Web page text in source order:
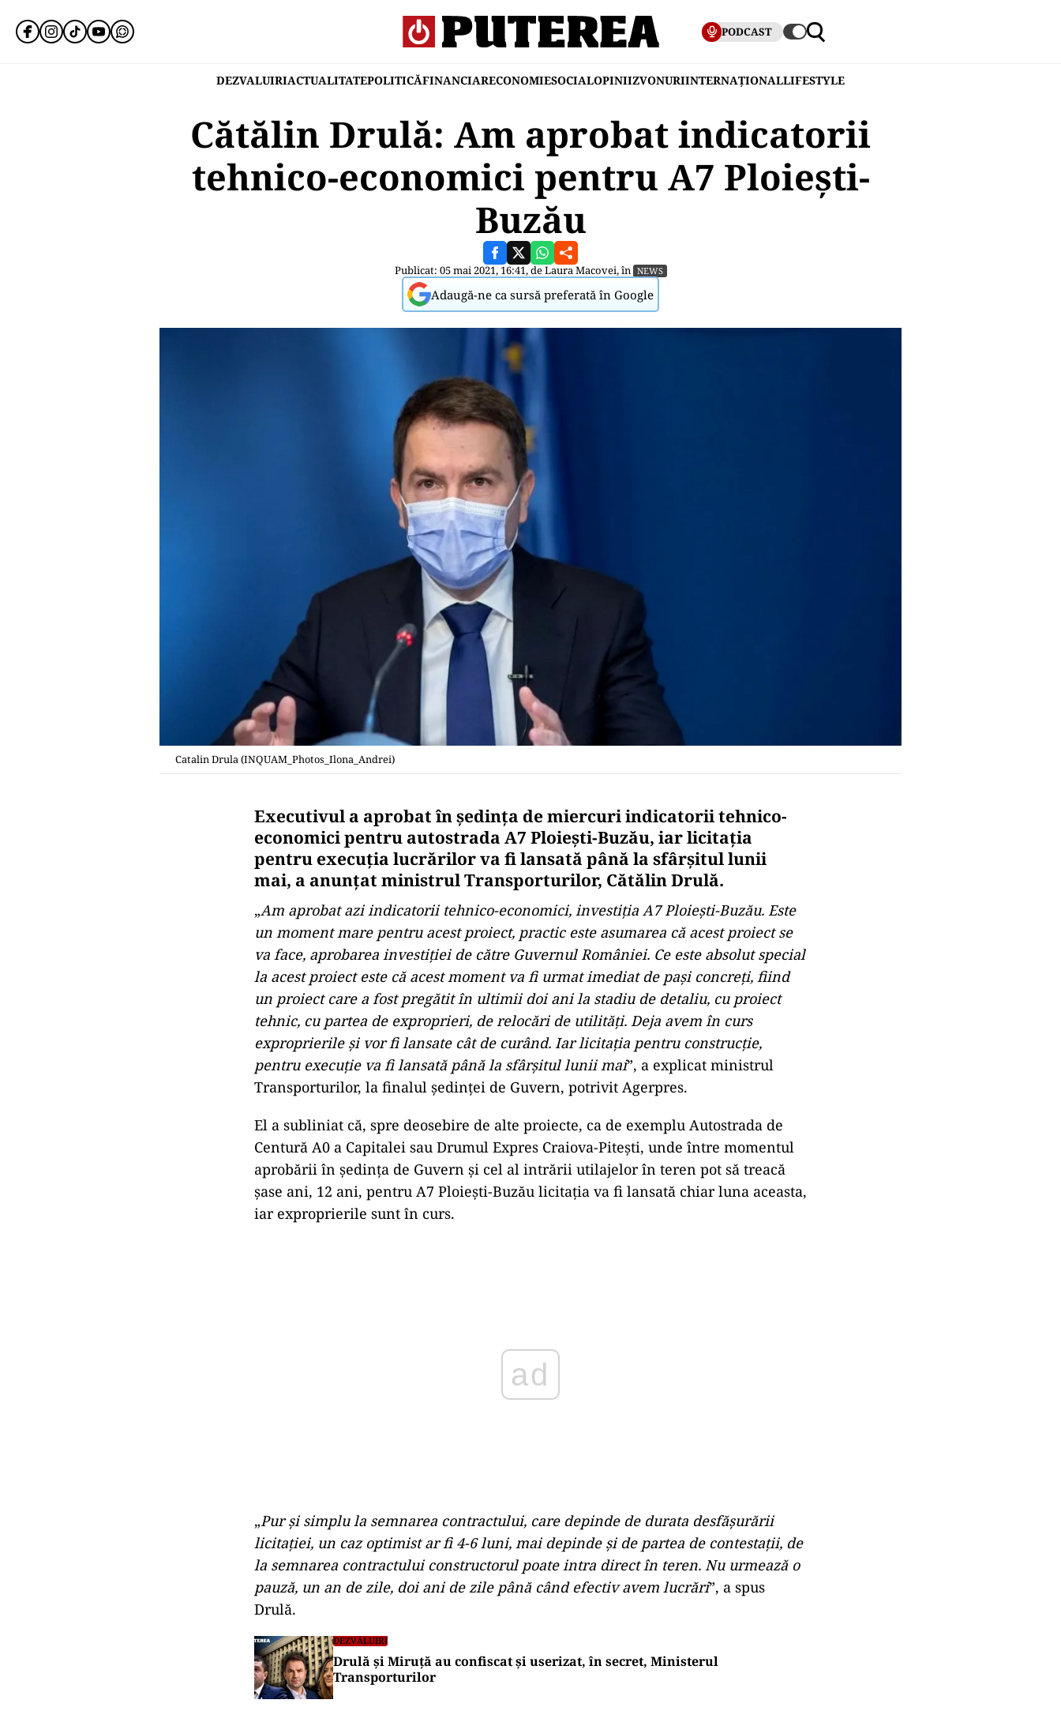
PODCAST
DEZVALUIRIACTUALITATEPOLITICĂFINANCIARECONOMIESOCIALOPINIIZVONURIINTERNAȚIONALLIFESTYLE
Cătălin Drulă: Am aprobat indicatorii
tehnico-economici pentru A7 Ploiești-
Buzău
Publicat: 05 mai 2021, 16:41, deLaura Macovei, în NEWS
Adaugă-ne ca sursă preferată în Google
Catalin Drula (INQUAM_Photos_Ilona_Andrei)
Executivul a aprobat în şedinţa de miercuri indicatorii tehnico-
economici pentru autostrada A7 Ploieşti-Buzău, iar licitaţia
pentru execuţia lucrărilor va fi lansată până la sfârşitul lunii
mai, a anunţat ministrul Transporturilor, Cătălin Drulă.
„Am aprobat azi indicatorii tehnico-economici, investiţia A7 Ploieşti-Buzău. Este
un moment mare pentru acest proiect, practic este asumarea că acest proiect se
va face, aprobarea investiţiei de către Guvernul României. Ce este absolut special
la acest proiect este că acest moment va fi urmat imediat de paşi concreţi, fiind
un proiect care a fost pregătit în ultimii doi ani la stadiu de detaliu, cu proiect
tehnic, cu partea de exproprieri, de relocări de utilităţi. Deja avem în curs
exproprierile şi vor fi lansate cât de curând. Iar licitaţia pentru construcţie,
pentru execuţie va fi lansată până la sfârşitul lunii mai”, a explicat ministrul
Transporturilor, la finalul şedinţei de Guvern, potrivit Agerpres.
El a subliniat că, spre deosebire de alte proiecte, ca de exemplu Autostrada de
Centură A0 a Capitalei sau Drumul Expres Craiova-Piteşti, unde între momentul
aprobării în şedinţa de Guvern şi cel al intrării utilajelor în teren pot să treacă
şase ani, 12 ani, pentru A7 Ploieşti-Buzău licitaţia va fi lansată chiar luna aceasta,
iar exproprierile sunt în curs.
„Pur şi simplu la semnarea contractului, care depinde de durata desfăşurării
licitaţiei, un caz optimist ar fi 4-6 luni, mai depinde şi de partea de contestaţii, de
la semnarea contractului constructorul poate intra direct în teren. Nu urmează o
pauză, un an de zile, doi ani de zile până când efectiv avem lucrări”, a spus
Drulă.
DEZVĂLUIRI
Drulă și Miruță au confiscat și userizat, în secret, Ministerul
Transporturilor